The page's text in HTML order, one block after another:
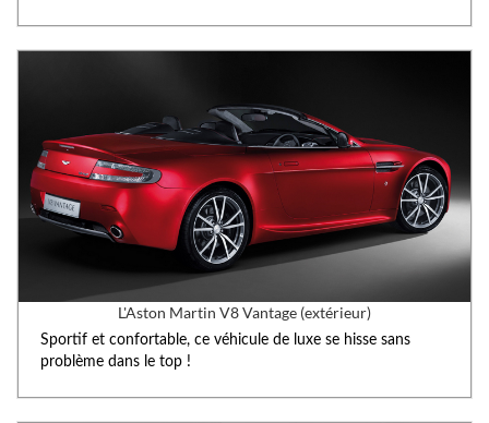
L'Aston Martin V8 Vantage (extérieur)
Sportif et confortable, ce véhicule de luxe se hisse sans
problème dans le top !